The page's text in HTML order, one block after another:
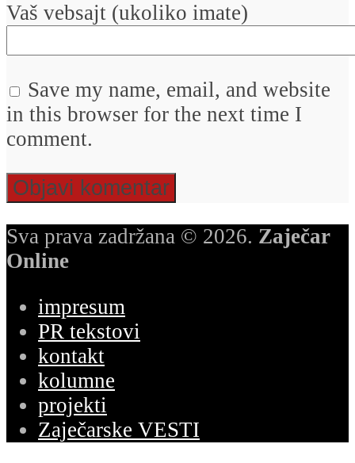
Vaš vebsajt (ukoliko imate)
Save my name, email, and website
in this browser for the next time I
comment.
Sva prava zadržana © 2026. Zaječar
Online
impresum
PR tekstovi
kontakt
kolumne
projekti
Zaječarske VESTI